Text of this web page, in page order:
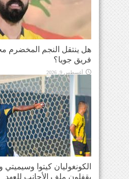
هل ينتقل النجم المخضرم
فريق جويا؟
أغسطس 9, 2026
الكونغوليان كيتوا وسيميتي
يقفلون ملف الأجانب للعهد